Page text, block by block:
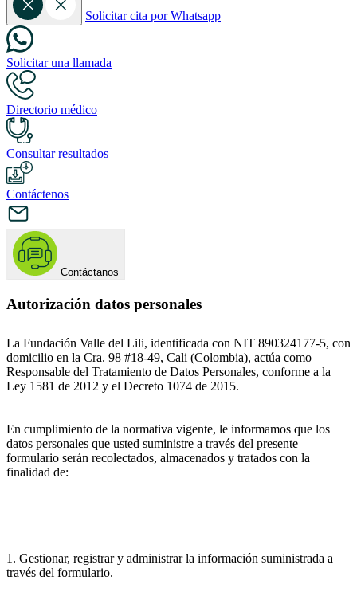
Solicitar cita por Whatsapp
Solicitar una llamada
Directorio médico
Consultar resultados
Contáctenos
Contáctanos
Autorización datos personales
La Fundación Valle del Lili, identificada con NIT 890324177-5, con
domicilio en la Cra. 98 #18-49, Cali (Colombia), actúa como
Responsable del Tratamiento de Datos Personales, conforme a la
Ley 1581 de 2012 y el Decreto 1074 de 2015.
En cumplimiento de la normativa vigente, le informamos que los
datos personales que usted suministre a través del presente
formulario serán recolectados, almacenados y tratados con la
finalidad de:
1. Gestionar, registrar y administrar la información suministrada a
través del formulario.